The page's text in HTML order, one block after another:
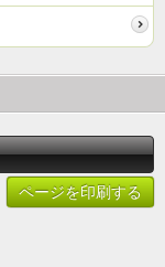
ページを印刷する